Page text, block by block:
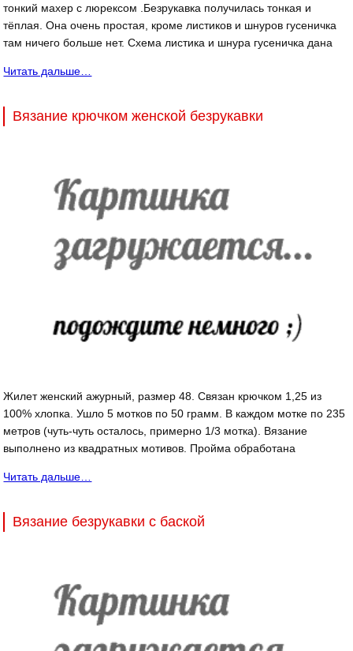
тонкий махер с люрексом .Безрукавка получилась тонкая и
тёплая. Она очень простая, кроме листиков и шнуров гусеничка
там ничего больше нет. Схема листика и шнура гусеничка дана
Читать дальше…
Вязание крючком женской безрукавки
Жилет женский ажурный, размер 48. Связан крючком 1,25 из
100% хлопка. Ушло 5 мотков по 50 грамм. В каждом мотке по 235
метров (чуть-чуть осталось, примерно 1/3 мотка). Вязание
выполнено из квадратных мотивов. Пройма обработана
Читать дальше…
Вязание безрукавки с баской